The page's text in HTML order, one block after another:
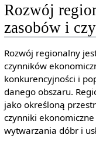
Rozwój
zasobów i
Rozwój regionalny
czynników
konkurencyjności i
danego obszaru.
jako określoną
czynniki
wytwarzania dóbr i